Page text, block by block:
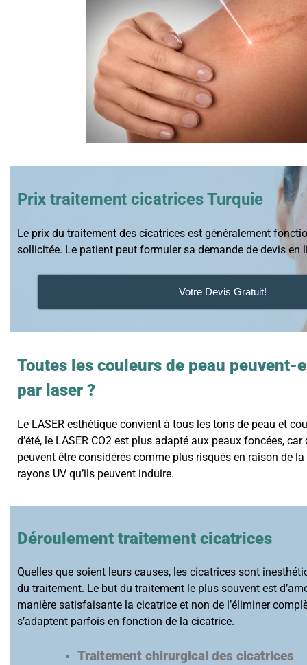
Prix traitement cicatrices Turquie
Le prix du traitement des cicatrices est généralement
sollicitée. Le patient peut formuler sa demande de devis en
Votre Devis Gratuit!
Toutes les couleurs de peau peuvent-
par laser ?
Le LASER esthétique convient à tous les tons de peau et
d’été, le LASER CO2 est plus adapté aux peaux foncées,
peuvent être considérés comme plus risqués en raison de
rayons UV qu’ils peuvent induire.
Déroulement traitement cicatrices
Quelles que soient leurs causes, les cicatrices sont
du traitement. Le but du traitement le plus souvent est
manière satisfaisante la cicatrice et non de l’éliminer
s’adaptent parfois en fonction de la cicatrice.
Traitement chirurgical des cicatrices